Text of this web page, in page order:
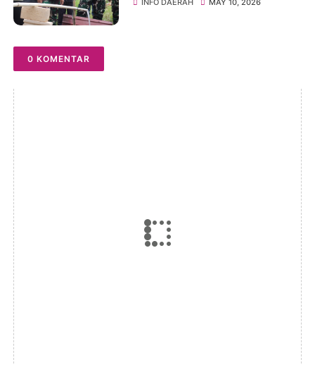
INFO DAERAH MAY 10, 2026
0 KOMENTAR